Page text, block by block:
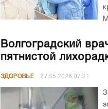
Волгоградский
пятнистой
ЗДОРОВЬЕ 27.05.2026 07:21